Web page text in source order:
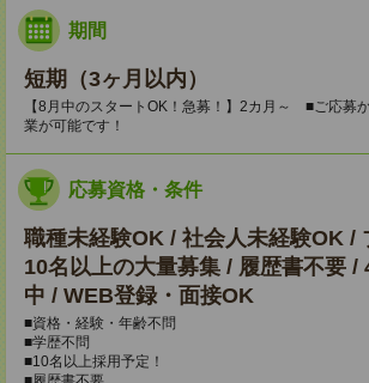
期間
短期（3ヶ月以内）
【8月中のスタートOK！急募！】2カ月～ ■ご応募
業が可能です！
応募資格・条件
職種未経験OK / 社会人未経験OK /
10名以上の大量募集 / 履歴書不要 /
中 / WEB登録・面接OK
■資格・経験・年齢不問
■学歴不問
■10名以上採用予定！